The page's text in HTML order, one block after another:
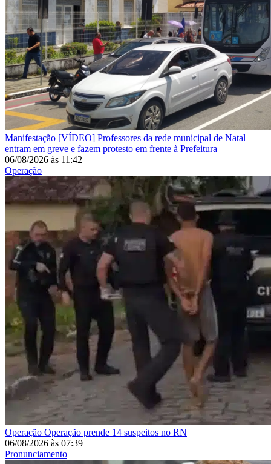
Manifestação [VÍDEO] Professores da rede municipal de Natal
entram em greve e fazem protesto em frente à Prefeitura
06/08/2026 às 11:42
Operação
Operação Operação prende 14 suspeitos no RN
06/08/2026 às 07:39
Pronunciamento